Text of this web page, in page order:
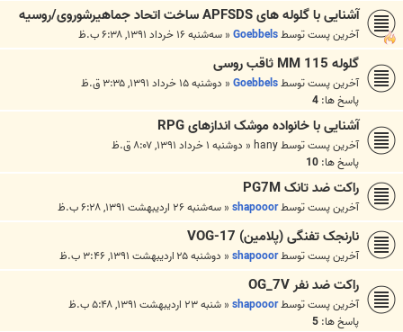
آشنایی با گلوله های APFSDS ساخت اتحاد جماهیرشوروی/روسیه
آخرین پست توسطGoebbels
« سه‌شنبه ۱۶ خرداد ۱۳۹۱, ۶:۳۸ ب.ظ
گلوله 115 MM ثاقب روسی
آخرین پست توسطGoebbels
« دوشنبه ۱۵ خرداد ۱۳۹۱, ۳:۳۵ ق.ظ
پاسخ ها: 4
آشنایی با خانواده موشک اندازهای RPG
آخرین پست توسطhany
« دوشنبه ۱ خرداد ۱۳۹۱, ۸:۰۷ ق.ظ
پاسخ ها: 10
راکت ضد تانک PG7M
آخرین پست توسطshapooor
« سه‌شنبه ۲۶ اردیبهشت ۱۳۹۱, ۶:۲۸ ب.ظ
نارنجک تفنگی (پلامین) VOG-17
آخرین پست توسطshapooor
« دوشنبه ۲۵ اردیبهشت ۱۳۹۱, ۳:۴۶ ب.ظ
راکت ضد نفر OG_7V
آخرین پست توسطshapooor
« شنبه ۲۳ اردیبهشت ۱۳۹۱, ۵:۴۸ ب.ظ
پاسخ ها: 5